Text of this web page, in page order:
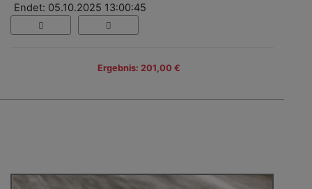
Endet: 05.10.2025 13:00:45
Ergebnis: 201,00 €